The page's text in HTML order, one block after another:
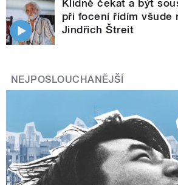
Klidně čekat a být
při focení řídím všude
Jindřich Štreit
NEJPOSLOUCHANĚJŠÍ